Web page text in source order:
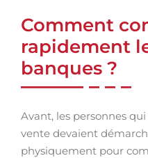
Comment
rapidement
banques ?
Avant, les personnes
vente devaient
physiquement pour